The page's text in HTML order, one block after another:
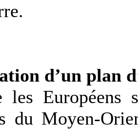
d’un plan
les Européens
du Moyen-